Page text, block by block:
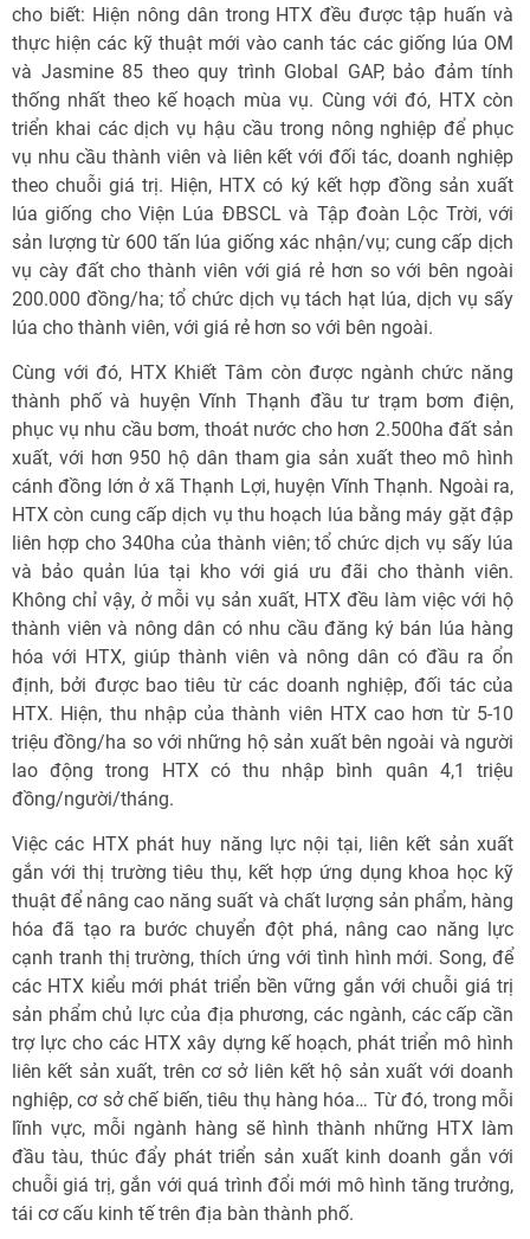
cho biết: Hiện nông dân trong HTX đều được tập huấn và
thực hiện các kỹ thuật mới vào canh tác các giống lúa OM
và Jasmine 85 theo quy trình Global GAP, bảo đảm tính
thống nhất theo kế hoạch mùa vụ. Cùng với đó, HTX còn
triển khai các dịch vụ hậu cầu trong nông nghiệp để phục
vụ nhu cầu thành viên và liên kết với đối tác, doanh nghiệp
theo chuỗi giá trị. Hiện, HTX có ký kết hợp đồng sản xuất
lúa giống cho Viện Lúa ĐBSCL và Tập đoàn Lộc Trời, với
sản lượng từ 600 tấn lúa giống xác nhận/vụ; cung cấp dịch
vụ cày đất cho thành viên với giá rẻ hơn so với bên ngoài
200.000 đồng/ha; tổ chức dịch vụ tách hạt lúa, dịch vụ sấy
lúa cho thành viên, với giá rẻ hơn so với bên ngoài.
Cùng với đó, HTX Khiết Tâm còn được ngành chức năng
thành phố và huyện Vĩnh Thạnh đầu tư trạm bơm điện,
phục vụ nhu cầu bơm, thoát nước cho hơn 2.500ha đất sản
xuất, với hơn 950 hộ dân tham gia sản xuất theo mô hình
cánh đồng lớn ở xã Thạnh Lợi, huyện Vĩnh Thạnh. Ngoài ra,
HTX còn cung cấp dịch vụ thu hoạch lúa bằng máy gặt đập
liên hợp cho 340ha của thành viên; tổ chức dịch vụ sấy lúa
và bảo quản lúa tại kho với giá ưu đãi cho thành viên.
Không chỉ vậy, ở mỗi vụ sản xuất, HTX đều làm việc với hộ
thành viên và nông dân có nhu cầu đăng ký bán lúa hàng
hóa với HTX, giúp thành viên và nông dân có đầu ra ổn
định, bởi được bao tiêu từ các doanh nghiệp, đối tác của
HTX. Hiện, thu nhập của thành viên HTX cao hơn từ 5-10
triệu đồng/ha so với những hộ sản xuất bên ngoài và người
lao động trong HTX có thu nhập bình quân 4,1 triệu
đồng/người/tháng.
Việc các HTX phát huy năng lực nội tại, liên kết sản xuất
gắn với thị trường tiêu thụ, kết hợp ứng dụng khoa học kỹ
thuật để nâng cao năng suất và chất lượng sản phẩm, hàng
hóa đã tạo ra bước chuyển đột phá, nâng cao năng lực
cạnh tranh thị trường, thích ứng với tình hình mới. Song, để
các HTX kiểu mới phát triển bền vững gắn với chuỗi giá trị
sản phẩm chủ lực của địa phương, các ngành, các cấp cần
trợ lực cho các HTX xây dựng kế hoạch, phát triển mô hình
liên kết sản xuất, trên cơ sở liên kết hộ sản xuất với doanh
nghiệp, cơ sở chế biến, tiêu thụ hàng hóa… Từ đó, trong mỗi
lĩnh vực, mỗi ngành hàng sẽ hình thành những HTX làm
đầu tàu, thúc đẩy phát triển sản xuất kinh doanh gắn với
chuỗi giá trị, gắn với quá trình đổi mới mô hình tăng trưởng,
tái cơ cấu kinh tế trên địa bàn thành phố.